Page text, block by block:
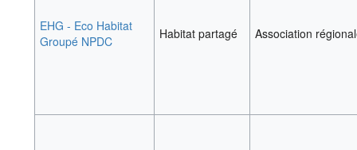
EHG - Eco Habitat
Groupé NPDC
Habitat partagé Association